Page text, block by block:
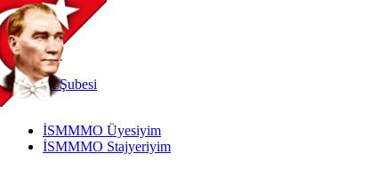
TR
|
EN
İnternetŞubesi
İSMMMO Üyesiyim
İSMMMO Stajyeriyim